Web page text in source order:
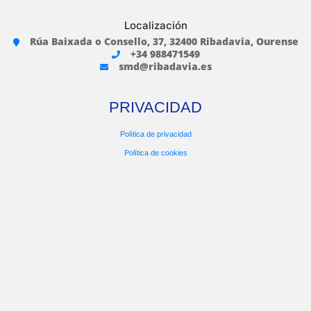
Localización
Rúa Baixada o Consello, 37, 32400 Ribadavia, Ourense
+34 988471549
smd@ribadavia.es
PRIVACIDAD
Política de privacidad
Política de cookies